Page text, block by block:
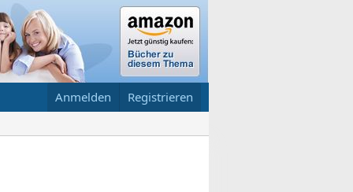
Anmelden Registrieren